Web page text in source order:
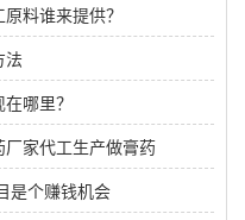
料谁来提供？
法
哪里？
家代工生产做膏药
是个赚钱机会